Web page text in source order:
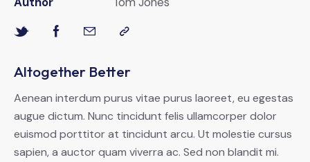
Altogether Better
Aenean interdum purus vitae purus laoreet, eu egestas
augue dictum. Nunc tincidunt felis ullamcorper dolor
euismod porttitor at tincidunt arcu. Ut molestie cursus
sapien, a auctor quam viverra ac. Sed non blandit mi.